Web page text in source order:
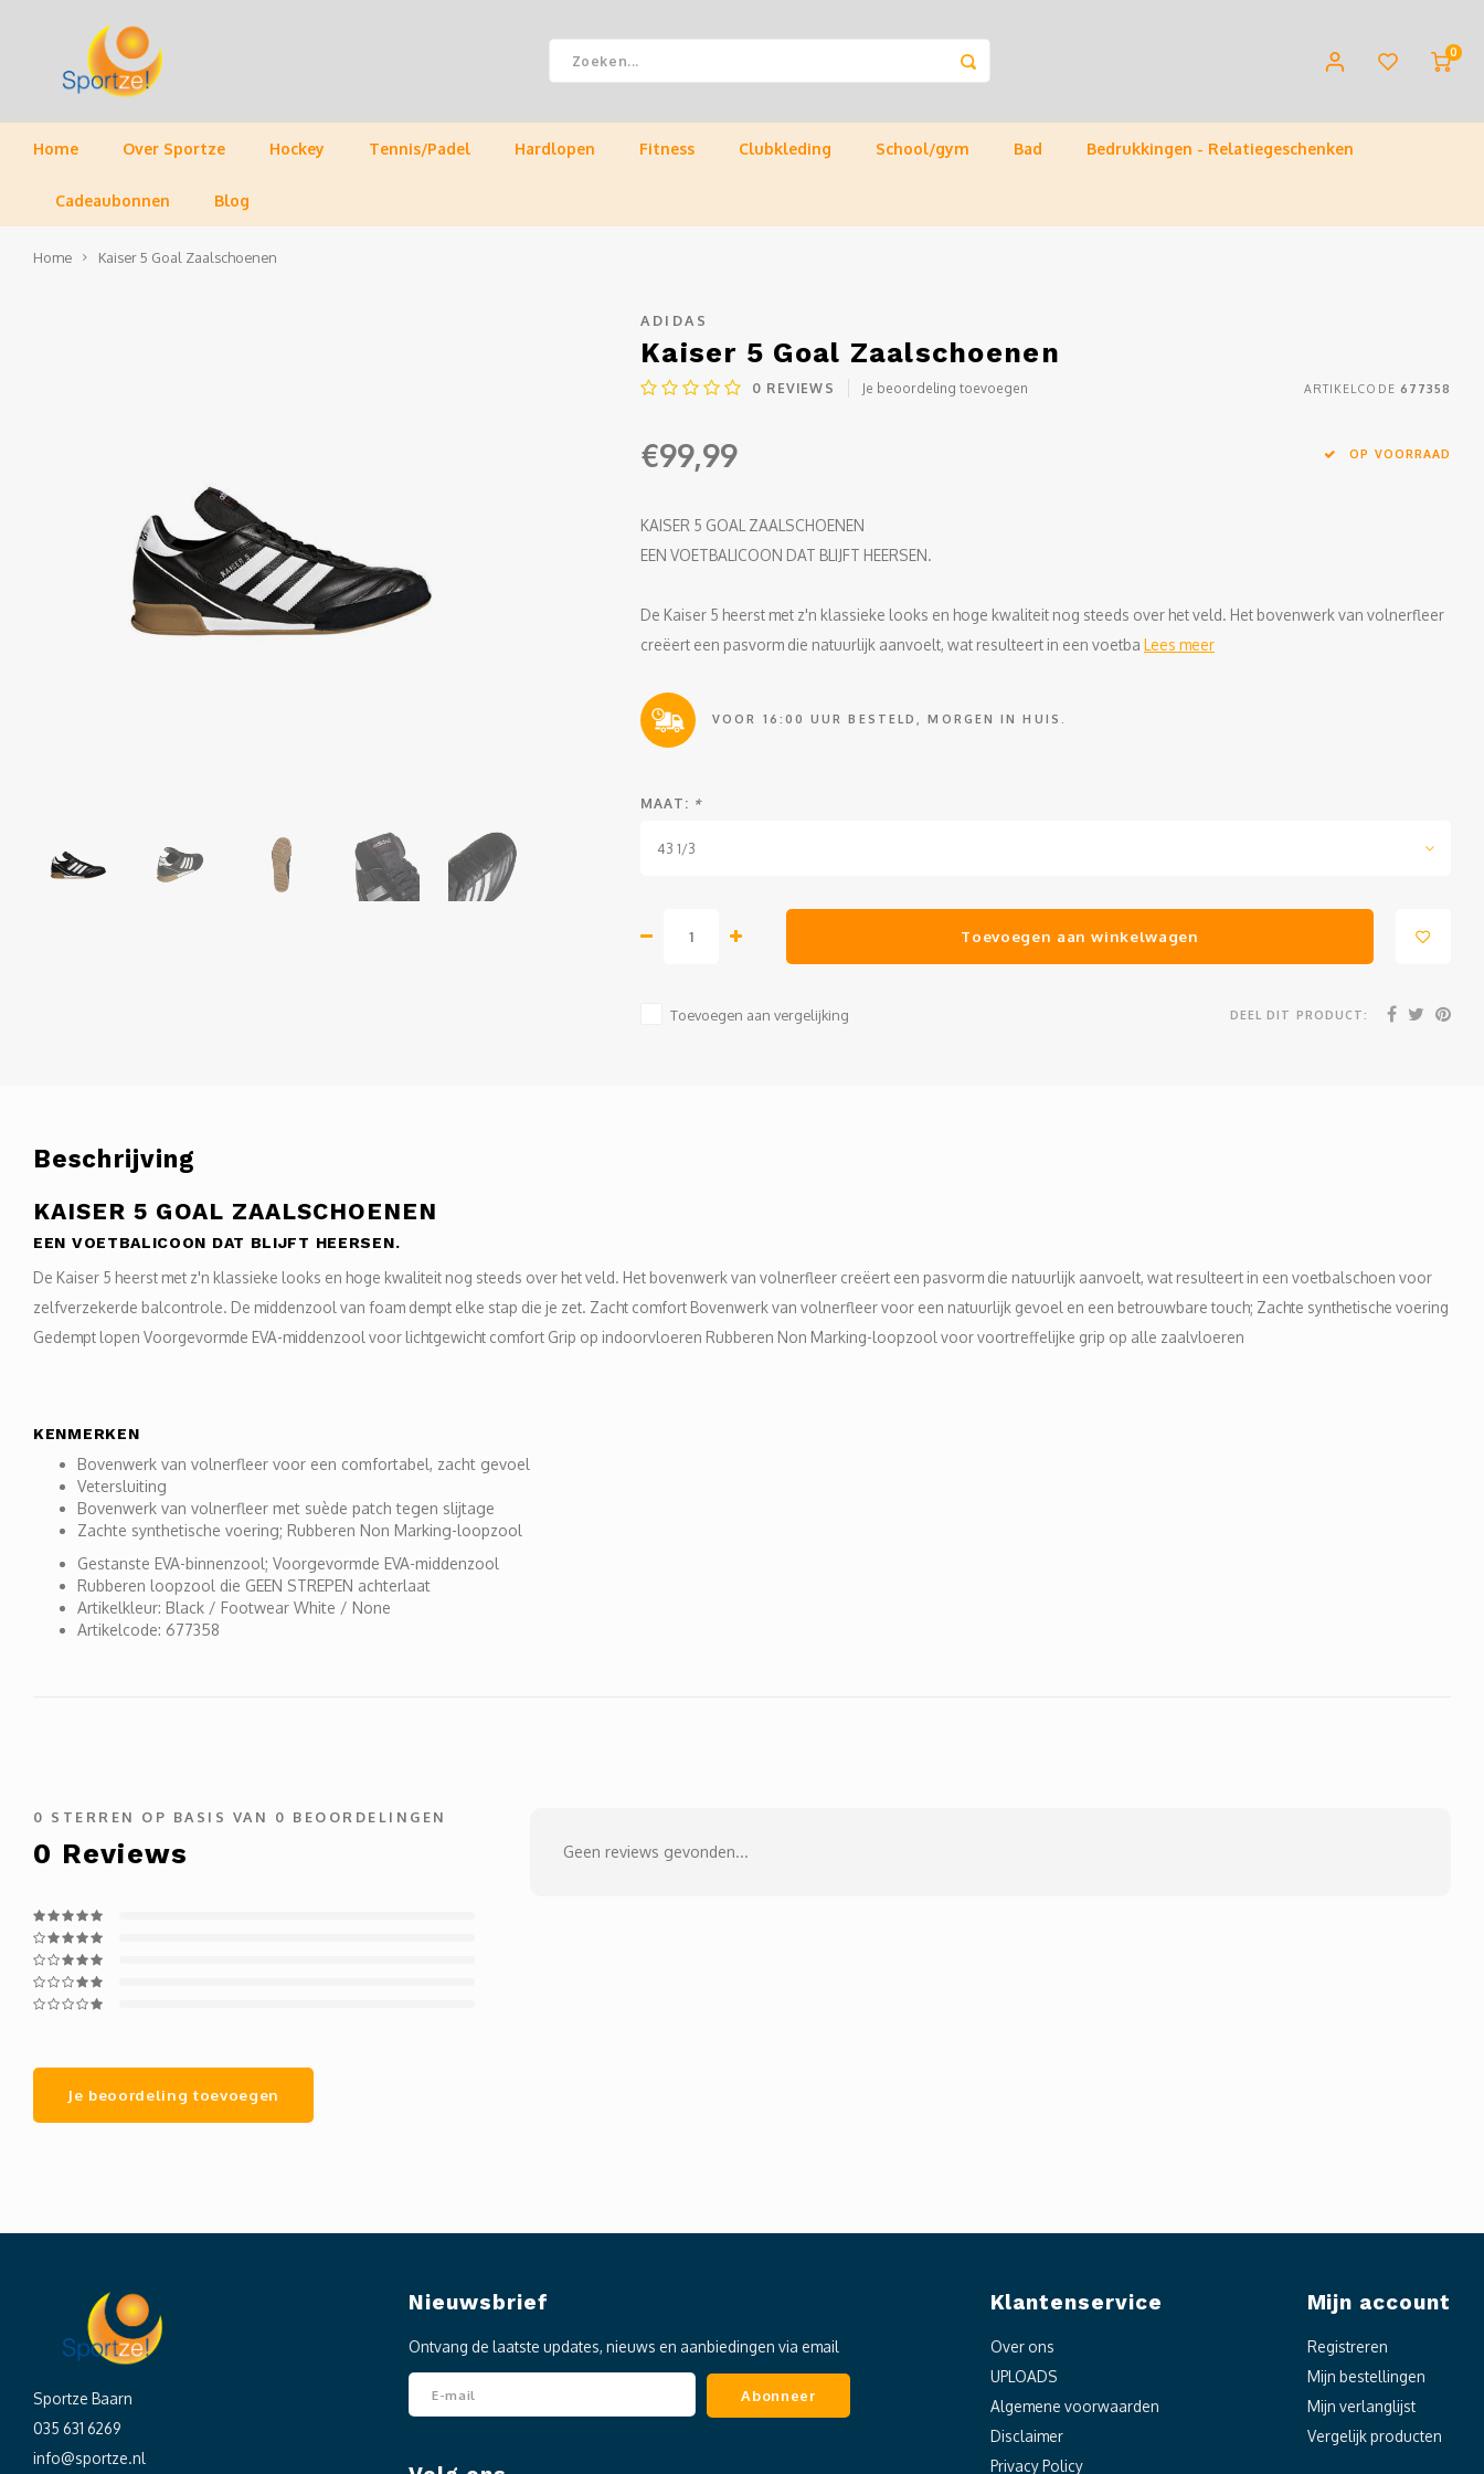
0
Home Over Sportze Hockey Tennis/Padel Hardlopen Fitness Clubkleding School/gym Bad Bedrukkingen - Relatiegeschenken
Cadeaubonnen Blog
Home Kaiser 5 Goal Zaalschoenen
ADIDAS
Kaiser 5 Goal Zaalschoenen
0 REVIEWS Je beoordeling toevoegen ARTIKELCODE 677358
€99,99 OP VOORRAAD
KAISER 5 GOAL ZAALSCHOENEN
EEN VOETBALICOON DAT BLIJFT HEERSEN.
De Kaiser 5 heerst met z'n klassieke looks en hoge kwaliteit nog steeds over het veld. Het bovenwerk van volnerfleer
creëert een pasvorm die natuurlijk aanvoelt, wat resulteert in een voetba Lees meer
VOOR 16:00 UUR BESTELD, MORGEN IN HUIS.
MAAT: *
43 1/3
Toevoegen aan winkelwagen
Toevoegen aan vergelijking DEEL DIT PRODUCT:
Beschrijving
KAISER 5 GOAL ZAALSCHOENEN
EEN VOETBALICOON DAT BLIJFT HEERSEN.
De Kaiser 5 heerst met z'n klassieke looks en hoge kwaliteit nog steeds over het veld. Het bovenwerk van volnerfleer creëert een pasvorm die natuurlijk aanvoelt, wat resulteert in een voetbalschoen voor
zelfverzekerde balcontrole. De middenzool van foam dempt elke stap die je zet. Zacht comfort Bovenwerk van volnerfleer voor een natuurlijk gevoel en een betrouwbare touch; Zachte synthetische voering
Gedempt lopen Voorgevormde EVA-middenzool voor lichtgewicht comfort Grip op indoorvloeren Rubberen Non Marking-loopzool voor voortreffelijke grip op alle zaalvloeren
KENMERKEN
Bovenwerk van volnerfleer voor een comfortabel, zacht gevoel
Vetersluiting
Bovenwerk van volnerfleer met suède patch tegen slijtage
Zachte synthetische voering; Rubberen Non Marking-loopzool
Gestanste EVA-binnenzool; Voorgevormde EVA-middenzool
Rubberen loopzool die GEEN STREPEN achterlaat
Artikelkleur: Black / Footwear White / None
Artikelcode: 677358
0 STERREN OP BASIS VAN 0 BEOORDELINGEN
0 Reviews
Je beoordeling toevoegen
Geen reviews gevonden...
Sportze Baarn
035 631 6269
info@sportze.nl
Nieuwsbrief
Ontvang de laatste updates, nieuws en aanbiedingen via email
Abonneer
Klantenservice
Over ons
UPLOADS
Algemene voorwaarden
Disclaimer
Privacy Policy
Mijn account
Registreren
Mijn bestellingen
Mijn verlanglijst
Vergelijk producten